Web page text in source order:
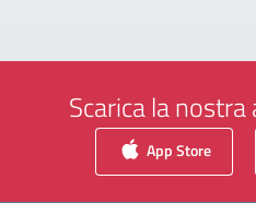
Scarica la
App Store